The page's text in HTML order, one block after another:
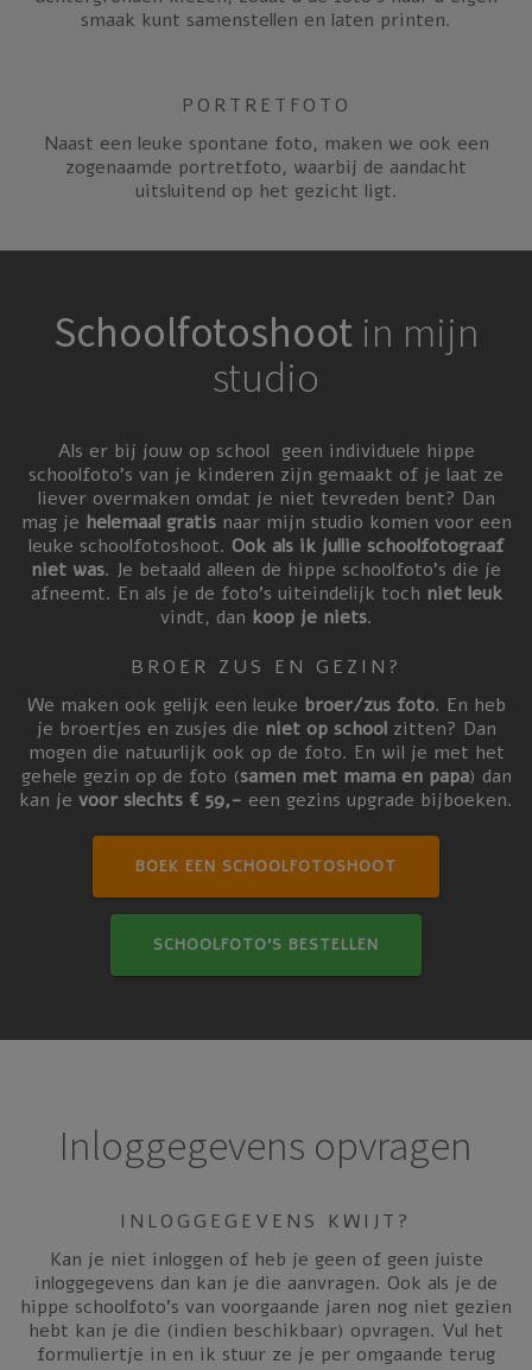
smaak kunt samenstellen en laten printen.
PORTRETFOTO
Naast een leuke spontane foto, maken we ook een
zogenaamde portretfoto, waarbij de aandacht
uitsluitend op het gezicht ligt.
Schoolfotoshootin mijn
studio
Als er bij jouw op school geen individuele hippe
schoolfoto’s van je kinderen zijn gemaakt of je laat ze
liever overmaken omdat je niet tevreden bent? Dan
mag je helemaal gratisnaar mijn studio komen voor een
leuke schoolfotoshoot. Ook als ik jullie schoolfotograaf
niet was. Je betaald alleen de hippe schoolfoto’s die je
afneemt. En als je de foto’s uiteindelijk toch niet leuk
vindt, dan koop je niets.
BROER ZUS EN GEZIN?
We maken ook gelijk een leuke broer/zus foto. En heb
je broertjes en zusjes die niet op schoolzitten? Dan
mogen die natuurlijk ook op de foto. En wil je met het
gehele gezin op de foto (samen met mama en papa) dan
kan je voor slechts € 59,- een gezins upgrade bijboeken.
BOEK EEN SCHOOLFOTOSHOOT
SCHOOLFOTO’S BESTELLEN
Inloggegevens opvragen
INLOGGEGEVENS KWIJT?
Kan je niet inloggen of heb je geen of geen juiste
inloggegevens dan kan je die aanvragen. Ook als je de
hippe schoolfoto’s van voorgaande jaren nog niet gezien
hebt kan je die (indien beschikbaar) opvragen. Vul het
formuliertje in en ik stuur ze je per omgaande terug